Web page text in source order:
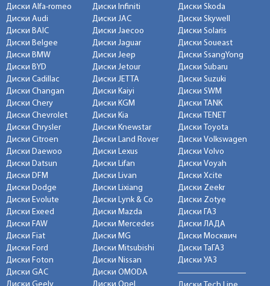
Диски Alfa-romeo
Диски Audi
Диски BAIC
Диски Belgee
Диски BMW
Диски BYD
Диски Cadillac
Диски Changan
Диски Chery
Диски Chevrolet
Диски Chrysler
Диски Citroen
Диски Daewoo
Диски Datsun
Диски DFM
Диски Dodge
Диски Evolute
Диски Exeed
Диски FAW
Диски Fiat
Диски Ford
Диски Foton
Диски GAC
Диски Infiniti
Диски JAC
Диски Jaecoo
Диски Jaguar
Диски Jeep
Диски Jetour
Диски JETTA
Диски Kaiyi
Диски KGM
Диски Kia
Диски Knewstar
Диски Land Rover
Диски Lexus
Диски Lifan
Диски Livan
Диски Lixiang
Диски Lynk & Co
Диски Mazda
Диски Mercedes
Диски MG
Диски Mitsubishi
Диски Nissan
Диски OMODA
Диски Skoda
Диски Skywell
Диски Solaris
Диски Soueast
Диски SsangYong
Диски Subaru
Диски Suzuki
Диски SWM
Диски TANK
Диски TENET
Диски Toyota
Диски Volkswagen
Диски Volvo
Диски Voyah
Диски Xcite
Диски Zeekr
Диски Zotye
Диски ГАЗ
Диски ЛАДА
Диски Москвич
Диски ТаГАЗ
Диски УАЗ